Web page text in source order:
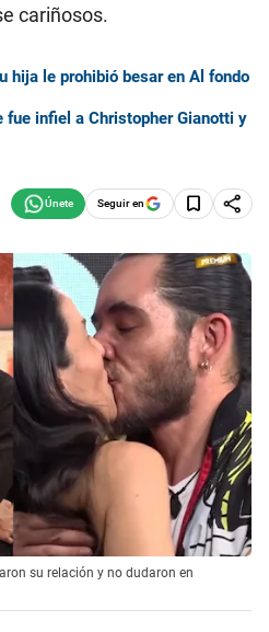
cariñosos.
hija le prohibió besar en Al fondo
fue infiel a Christopher Gianotti y
Seguir en
su relación y no dudaron en